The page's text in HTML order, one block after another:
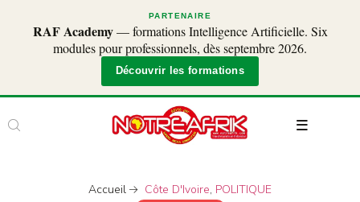
PARTENAIRE
RAF Academy— formations Intelligence Artificielle. Six
modules pour professionnels, dès septembre 2026.
Découvrir les formations
Accueil Côte D'Ivoire, POLITIQUE